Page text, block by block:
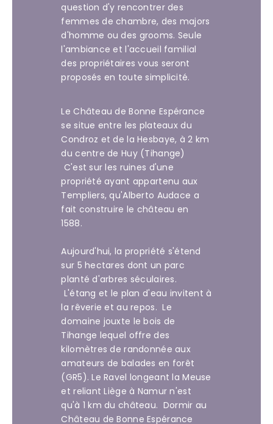
question d'y rencontrer des
femmes de chambre, des majors
d'homme ou des grooms. Seule
l'ambiance et l'accueil familial
des propriétaires vous seront
proposés en toute simplicité.
Le Château de Bonne Espérance
se situe entre les plateaux du
Condroz et de la Hesbaye, à 2 km
du centre de Huy (Tihange)
C'est sur les ruines d'une
propriété ayant appartenu aux
Templiers, qu'Alberto Audace a
fait construire le château en
1588.
Aujourd'hui, la propriété s'étend
sur 5 hectares dont un parc
planté d'arbres séculaires.
L'étang et le plan d'eau invitent à
la rêverie et au repos. Le
domaine jouxte le bois de
Tihange lequel offre des
kilomètres de randonnée aux
amateurs de balades en forêt
(GR5). Le Ravel longeant la Meuse
et reliant Liège à Namur n'est
qu'à 1 km du château. Dormir au
Château de Bonne Espérance